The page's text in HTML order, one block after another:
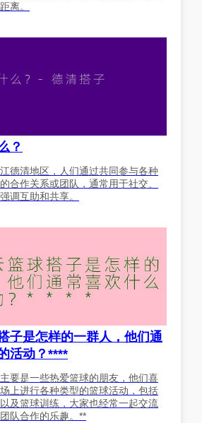
离。
？
德清地区，人们通过共同参与各种
合作关系或团队，通常用于社交、
调互助和共享。
子是怎样的一群人，他们通
活动？****
要是一些热爱篮球的朋友，他们喜
上进行各种类型的篮球活动，包括
及篮球训练，大家也经常一起交流
队合作的乐趣。**